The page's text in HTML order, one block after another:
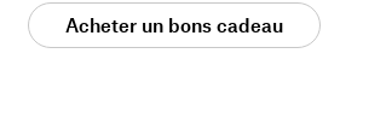
Acheter un bons cadeau